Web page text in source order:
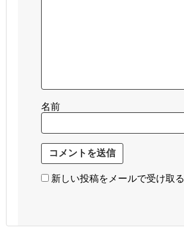
名前
新しい投稿をメールで受け取る